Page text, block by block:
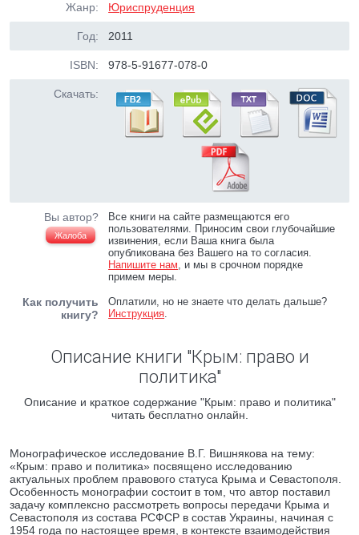
Жанр: Юриспруденция
Год: 2011
ISBN: 978-5-91677-078-0
Скачать:
Вы автор?
Жалоба
Все книги на сайте размещаются его
пользователями. Приносим свои глубочайшие
извинения, если Ваша книга была
опубликована без Вашего на то согласия.
Напишите нам, и мы в срочном порядке
примем меры.
Как получить
книгу?
Оплатили, но не знаете что делать дальше?
Инструкция.
Описание книги "Крым: право и
политика"
Описание и краткое содержание "Крым: право и политика"
читать бесплатно онлайн.
Монографическое исследование В.Г. Вишнякова на тему:
«Крым: право и политика» посвящено исследованию
актуальных проблем правового статуса Крыма и Севастополя.
Особенность монографии состоит в том, что автор поставил
задачу комплексно рассмотреть вопросы передачи Крыма и
Севастополя из состава РСФСР в состав Украины, начиная с
1954 года по настоящее время, в контексте взаимодействия